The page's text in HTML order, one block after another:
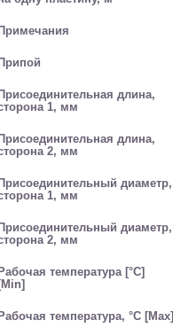
Примечания
Припой
Присоединительная длина,
1, мм
Присоединительная длина,
2, мм
Присоединительный диаметр,
1, мм
Присоединительный диаметр,
2, мм
Рабочая температура [°C]
[Min]
Рабочая температура, °C [Max]